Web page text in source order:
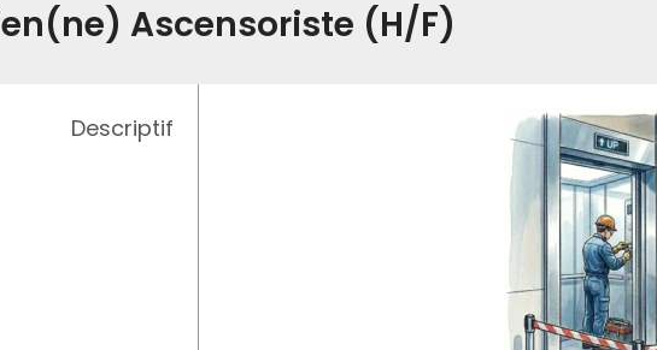
Ascensoriste (H/F)
Descriptif